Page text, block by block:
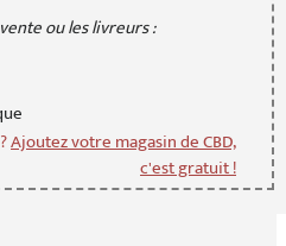
ou les livreurs :
Ajoutez votre magasin de CBD,
c'est gratuit !